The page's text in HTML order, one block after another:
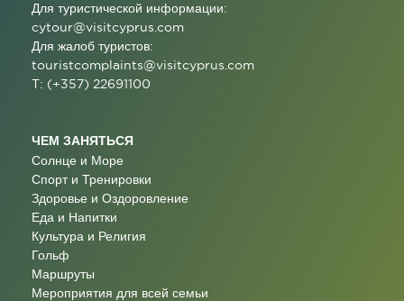
Для туристической информации:
cytour@visitcyprus.com
Для жалоб туристов:
touristcomplaints@visitcyprus.com
T: (+357) 22691100
ЧЕМ ЗАНЯТЬСЯ
Солнце и Море
Спорт и Тренировки
Здоровье и Оздоровление
Еда и Напитки
Культура и Религия
Гольф
Маршруты
Мероприятия для всей семьи